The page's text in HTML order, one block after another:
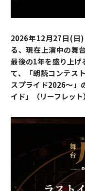
2026年12月27日(日
る、現在上演中の舞
最後の1年を盛り上げ
て、「朗読コンテス
スプライド2026～」
イド」（リーフレット